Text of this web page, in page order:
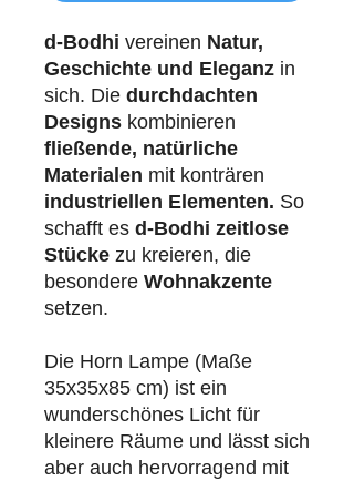
d-Bodhi vereinen Natur,
Geschichte und Eleganz in
sich. Die durchdachten
Designs kombinieren
fließende, natürliche
Materialen mit konträren
industriellen Elementen. So
schafft es d-Bodhi zeitlose
Stücke zu kreieren, die
besondere Wohnakzente
setzen.
Die Horn Lampe (Maße
35x35x85 cm) ist ein
wunderschönes Licht für
kleinere Räume und lässt sich
aber auch hervorragend mit